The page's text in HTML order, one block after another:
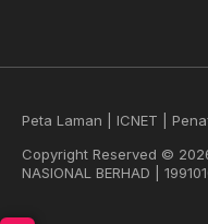
Peta Laman ICNET
Copyright Reserved © 2026
NASIONAL BERHAD |